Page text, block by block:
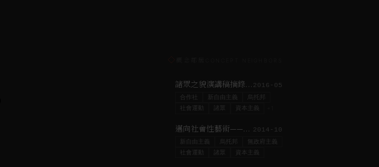
諸眾之貌演講稿摘錄 | 吉隆坡Lostgens’ 當代藝術空間 2016-05
合作社 新自由主義
諸眾
邁向社會性藝術——藝術實踐的知識關乎社會政治過程的知識 2014-10
新自由主義
無政府主義
諸眾